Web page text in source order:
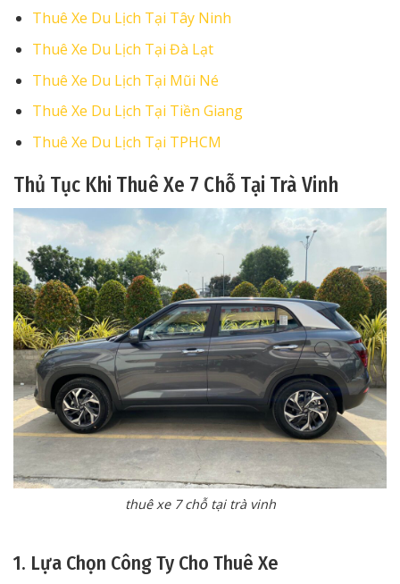
Thuê Xe Du Lịch Tại Tây Ninh
Thuê Xe Du Lịch Tại Đà Lạt
Thuê Xe Du Lịch Tại Mũi Né
Thuê Xe Du Lịch Tại Tiền Giang
Thuê Xe Du Lịch Tại TPHCM
Thủ Tục Khi Thuê Xe 7 Chỗ Tại Trà Vinh
thuê xe 7 chỗ tại trà vinh
1. Lựa Chọn Công Ty Cho Thuê Xe